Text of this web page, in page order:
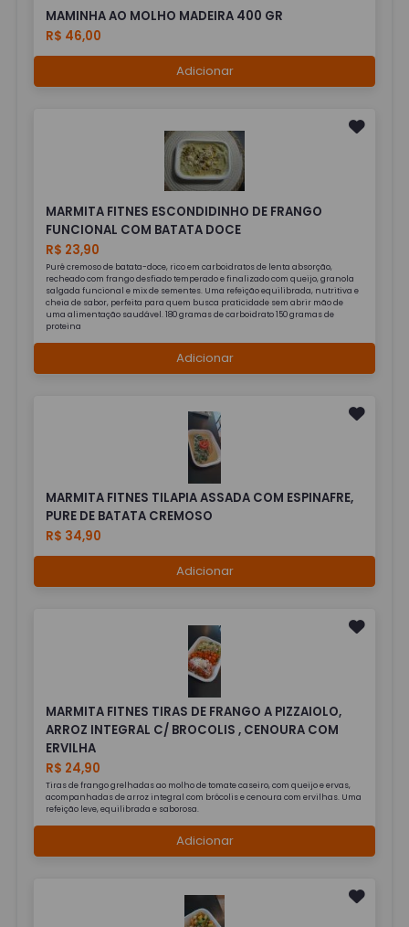
MAMINHA AO MOLHO MADEIRA 400 GR
R$ 46,00
Adicionar
MARMITA FITNES ESCONDIDINHO DE FRANGO
FUNCIONAL COM BATATA DOCE
R$ 23,90
Purê cremoso de batata-doce, rico em carboidratos de lenta absorção,
recheado com frango desfiado temperado e finalizado com queijo, granola
salgada funcional e mix de sementes. Uma refeição equilibrada, nutritiva e
cheia de sabor, perfeita para quem busca praticidade sem abrir mão de
uma alimentação saudável. 180 gramas de carboidrato 150 gramas de
proteina
Adicionar
MARMITA FITNES TILAPIA ASSADA COM ESPINAFRE,
PURE DE BATATA CREMOSO
R$ 34,90
Adicionar
MARMITA FITNES TIRAS DE FRANGO A PIZZAIOLO,
ARROZ INTEGRAL C/ BROCOLIS , CENOURA COM
ERVILHA
R$ 24,90
Tiras de frango grelhadas ao molho de tomate caseiro, com queijo e ervas,
acompanhadas de arroz integral com brócolis e cenoura com ervilhas. Uma
refeição leve, equilibrada e saborosa.
Adicionar